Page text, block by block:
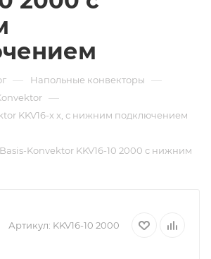
— Напольные конвекторы —
—
KKV16-х x, с нижним подключением
Konvektor KKV16-10 2000 с нижним
Артикул: KKV16-10 2000